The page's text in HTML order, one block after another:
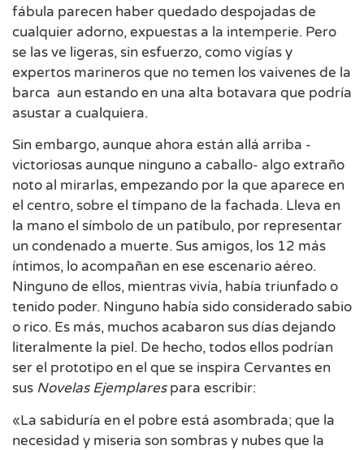
fábula parecen haber quedado despojadas de
cualquier adorno, expuestas a la intemperie. Pero
se las ve ligeras, sin esfuerzo, como vigías y
expertos marineros que no temen los vaivenes de la
barca aun estando en una alta botavara que podría
asustar a cualquiera.
Sin embargo, aunque ahora están allá arriba -
victoriosas aunque ninguno a caballo- algo extraño
noto al mirarlas, empezando por la que aparece en
el centro, sobre el tímpano de la fachada. Lleva en
la mano el símbolo de un patíbulo, por representar
un condenado a muerte. Sus amigos, los 12 más
íntimos, lo acompañan en ese escenario aéreo.
Ninguno de ellos, mientras vivía, había triunfado o
tenido poder. Ninguno había sido considerado sabio
o rico. Es más, muchos acabaron sus días dejando
literalmente la piel. De hecho, todos ellos podrían
ser el prototipo en el que se inspira Cervantes en
sus Novelas Ejemplarespara escribir:
«La sabiduría en el pobre está asombrada; que la
necesidad y miseria son sombras y nubes que la